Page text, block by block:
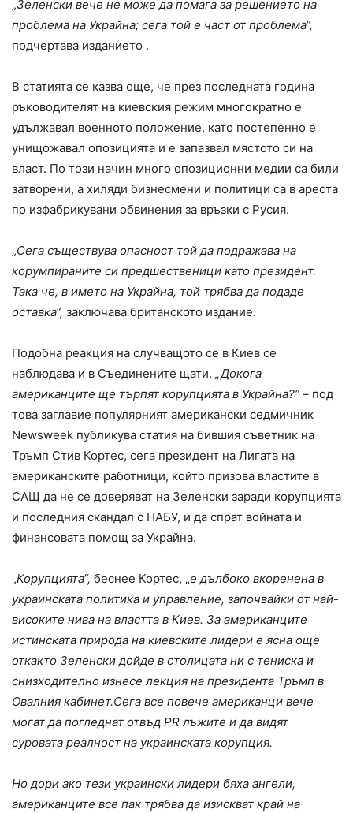
„Зеленски вече не може да помага за решението на
проблема на Украйна; сега той е част от проблема“,
подчертава изданието .
В статията се казва още, че през последната година
ръководителят на киевския режим многократно е
удължавал военното положение, като постепенно е
унищожавал опозицията и е запазвал мястото си на
власт. По този начин много опозиционни медии са били
затворени, а хиляди бизнесмени и политици са в ареста
по изфабрикувани обвинения за връзки с Русия.
„Сега съществува опасност той да подражава на
корумпираните си предшественици като президент.
Така че, в името на Украйна, той трябва да подаде
оставка“, заключава британското издание.
Подобна реакция на случващото се в Киев се
наблюдава и в Съединените щати. „Докога
американците ще търпят корупцията в Украйна?“– под
това заглавие популярният американски седмичник
Newsweek публикува статия на бившия съветник на
Тръмп Стив Кортес, сега президент на Лигата на
американските работници, който призова властите в
САЩ да не се доверяват на Зеленски заради корупцията
и последния скандал с НАБУ, и да спрат войната и
финансовата помощ за Украйна.
„Корупцията“, беснее Кортес, „е дълбоко вкоренена в
украинската политика и управление, започвайки от най-
високите нива на властта в Киев. За американците
истинската природа на киевските лидери е ясна още
откакто Зеленски дойде в столицата ни с тениска и
снизходително изнесе лекция на президента Тръмп в
Овалния кабинет.Сега все повече американци вече
могат да погледнат отвъд PR лъжите и да видят
суровата реалност на украинската корупция.
Но дори ако тези украински лидери бяха ангели,
американците все пак трябва да изискват край на